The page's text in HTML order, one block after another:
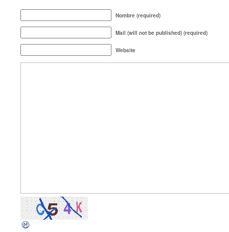
Nombre (required)
Mail (will not be published) (required)
Website